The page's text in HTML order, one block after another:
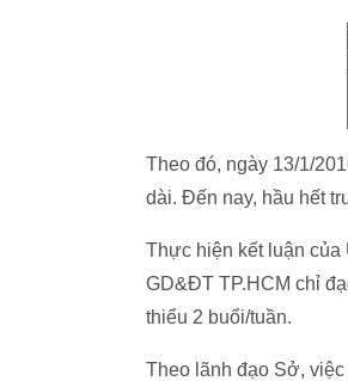
Theo đó, ngày 13/1/
dài. Đến nay, hầu hết
Thực hiện kết luận của
GD&ĐT TP.HCM chỉ
thiểu 2 buổi/tuần.
Theo lãnh đạo Sở,